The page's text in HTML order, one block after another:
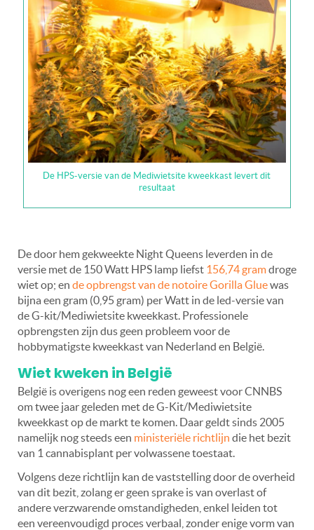
De HPS-versie van de Mediwietsite kweekkast levert dit
resultaat
De door hem gekweekte Night Queens leverden in de
versie met de 150 Watt HPS lamp liefst 156,74 gramdroge
wiet op; en de opbrengst van de notoire Gorilla Gluewas
bijna een gram (0,95 gram) per Watt in de led-versie van
de G-kit/Mediwietsite kweekkast. Professionele
opbrengsten zijn dus geen probleem voor de
hobbymatigste kweekkast van Nederland en België.
Wiet kweken in België
België is overigens nog een reden geweest voor CNNBS
om twee jaar geleden met de G-Kit/Mediwietsite
kweekkast op de markt te komen. Daar geldt sinds 2005
namelijk nog steeds een ministeriële richtlijn die het bezit
van 1 cannabisplant per volwassene toestaat.
Volgens deze richtlijn kan de vaststelling door de overheid
van dit bezit, zolang er geen sprake is van overlast of
andere verzwarende omstandigheden, enkel leiden tot
een vereenvoudigd proces verbaal, zonder enige vorm van